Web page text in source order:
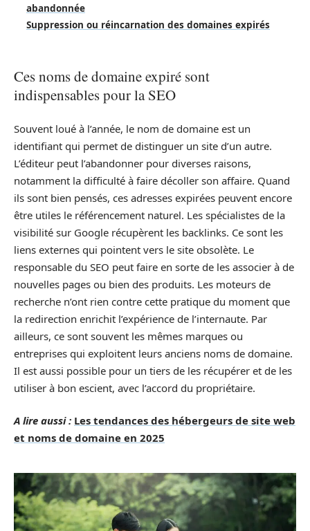
abandonnée
Suppression ou réincarnation des domaines expirés
Ces noms de domaine expiré sont
indispensables pour la SEO
Souvent loué à l’année, le nom de domaine est un
identifiant qui permet de distinguer un site d’un autre.
L’éditeur peut l’abandonner pour diverses raisons,
notamment la difficulté à faire décoller son affaire. Quand
ils sont bien pensés, ces adresses expirées peuvent encore
être utiles le référencement naturel. Les spécialistes de la
visibilité sur Google récupèrent les backlinks. Ce sont les
liens externes qui pointent vers le site obsolète. Le
responsable du SEO peut faire en sorte de les associer à de
nouvelles pages ou bien des produits. Les moteurs de
recherche n’ont rien contre cette pratique du moment que
la redirection enrichit l’expérience de l’internaute. Par
ailleurs, ce sont souvent les mêmes marques ou
entreprises qui exploitent leurs anciens noms de domaine.
Il est aussi possible pour un tiers de les récupérer et de les
utiliser à bon escient, avec l’accord du propriétaire.
A lire aussi : Les tendances des hébergeurs de site web
et noms de domaine en 2025